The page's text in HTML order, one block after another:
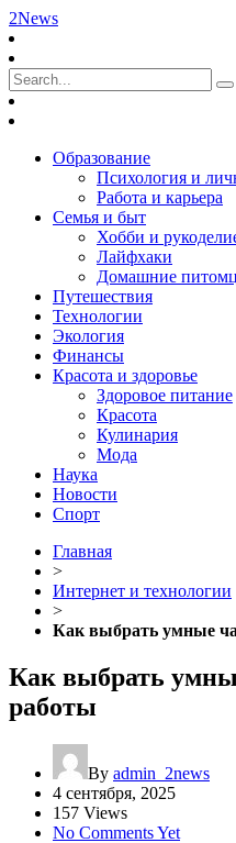
2News
Образование
Психология и
Работа и карьера
Семья и быт
Хобби и
Лайфхаки
Домашние
Путешествия
Технологии
Экология
Финансы
Красота и здоровье
Здоровое питание
Красота
Кулинария
Мода
Наука
Новости
Спорт
Главная
>
Интернет и технологии
>
Как выбрать умные
Как выбрать
работы
By admin_2news
4 сентября, 2025
157 Views
No Comments Yet